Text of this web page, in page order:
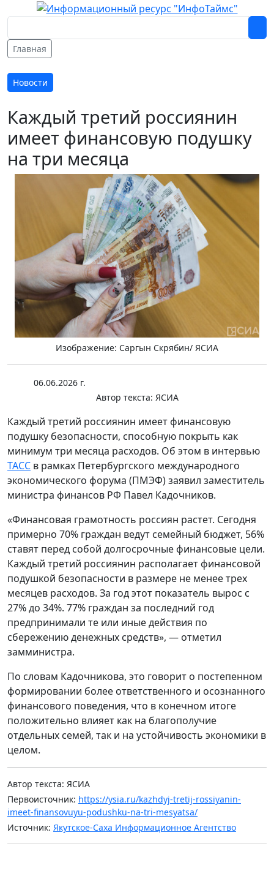
Главная
Новости
Каждый третий россиянин
имеет финансовую подушку
на три месяца
Изображение: Саргын Скрябин/ ЯСИА
06.06.2026 г.
Автор текста: ЯСИА
Каждый третий россиянин имеет финансовую
подушку безопасности, способную покрыть как
минимум три месяца расходов. Об этом в интервью
ТАСС в рамках Петербургского международного
экономического форума (ПМЭФ) заявил заместитель
министра финансов РФ Павел Кадочников.
«Финансовая грамотность россиян растет. Сегодня
примерно 70% граждан ведут семейный бюджет, 56%
ставят перед собой долгосрочные финансовые цели.
Каждый третий россиянин располагает финансовой
подушкой безопасности в размере не менее трех
месяцев расходов. За год этот показатель вырос с
27% до 34%. 77% граждан за последний год
предпринимали те или иные действия по
сбережению денежных средств», — отметил
замминистра.
По словам Кадочникова, это говорит о постепенном
формировании более ответственного и осознанного
финансового поведения, что в конечном итоге
положительно влияет как на благополучие
отдельных семей, так и на устойчивость экономики в
целом.
Автор текста: ЯСИА
Первоисточник: https://ysia.ru/kazhdyj-tretij-rossiyanin-
imeet-finansovuyu-podushku-na-tri-mesyatsa/
Источник: Якутское-Саха Информационное Агентство